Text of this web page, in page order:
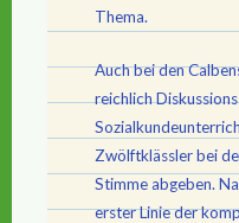
Thema.
Auch bei den
reichlich
Zwölftklässler bei
Stimme abgeben.
erster Linie der